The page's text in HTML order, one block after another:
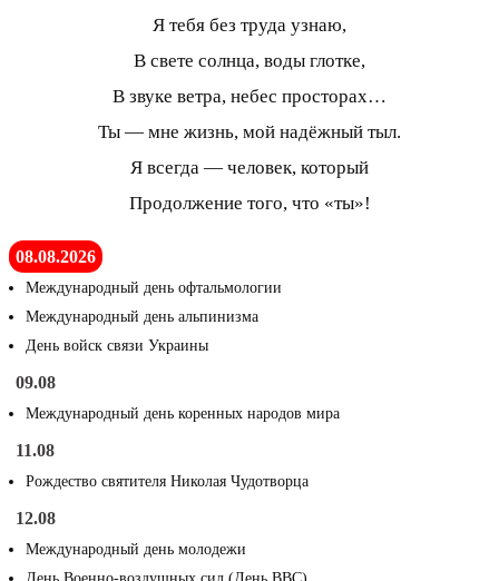
Я тебя без труда узнаю,
В свете солнца, воды глотке,
В звуке ветра, небес просторах…
Ты — мне жизнь, мой надёжный тыл.
Я всегда — человек, который
Продолжение того, что «ты»!
08.08.2026
Международный день офтальмологии
Международный день альпинизма
День войск связи Украины
09.08
Международный день коренных народов мира
11.08
Рождество святителя Николая Чудотворца
12.08
Международный день молодежи